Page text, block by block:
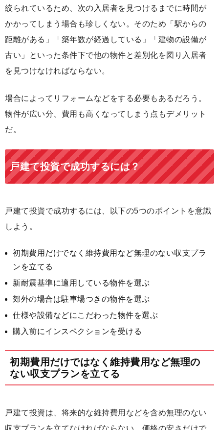
絞られているため、次の入居者を見つけるまでに時間が
かかってしまう場合も珍しくない。そのため「駅からの
距離がある」「築年数が経過している」「建物の設備が
古い」といった条件下で他の物件と差別化を図り入居者
を見つけなければならない。
場合によってリフォームなどをする必要もあるだろう。
物件が広い分、費用も高くなってしまう点もデメリット
だ。
戸建て投資で成功するには？
戸建て投資で成功するには、以下の5つのポイントを意識
しよう。
初期費用だけでなく維持費用など無理のない収支プラ
ンを立てる
新耐震基準に適用している物件を選ぶ
郊外の場合は駐車場つきの物件を選ぶ
仕様や設備などにこだわった物件を選ぶ
購入前にインスペクションを受ける
初期費用だけではなく維持費用など無理の
ない収支プランを立てる
戸建て投資は、将来的な維持費用などを含め無理のない